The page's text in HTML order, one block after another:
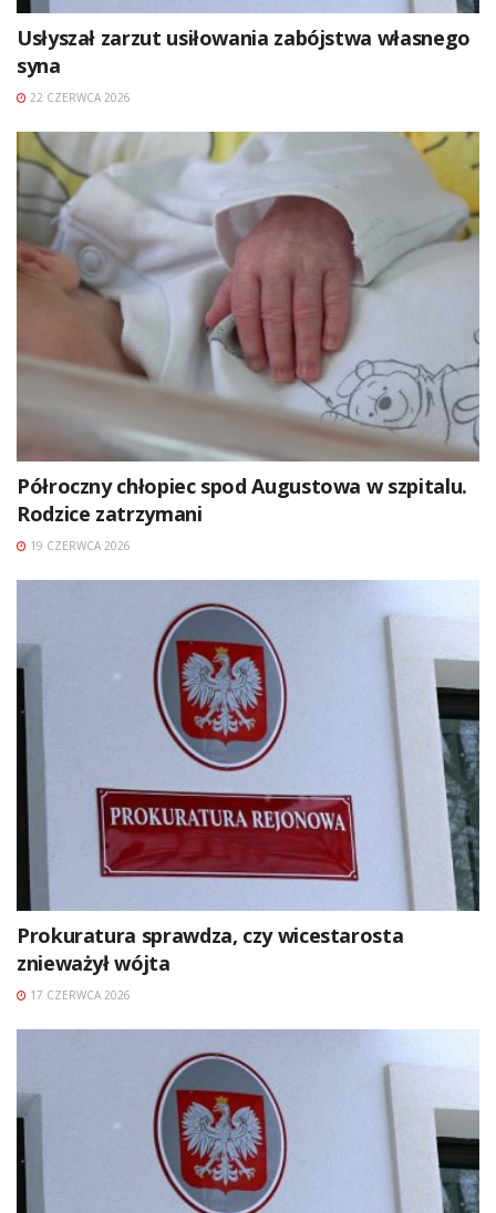
Usłyszał zarzut usiłowania zabójstwa własnego
syna
22 CZERWCA 2026
Półroczny chłopiec spod Augustowa w szpitalu.
Rodzice zatrzymani
19 CZERWCA 2026
Prokuratura sprawdza, czy wicestarosta
znieważył wójta
17 CZERWCA 2026